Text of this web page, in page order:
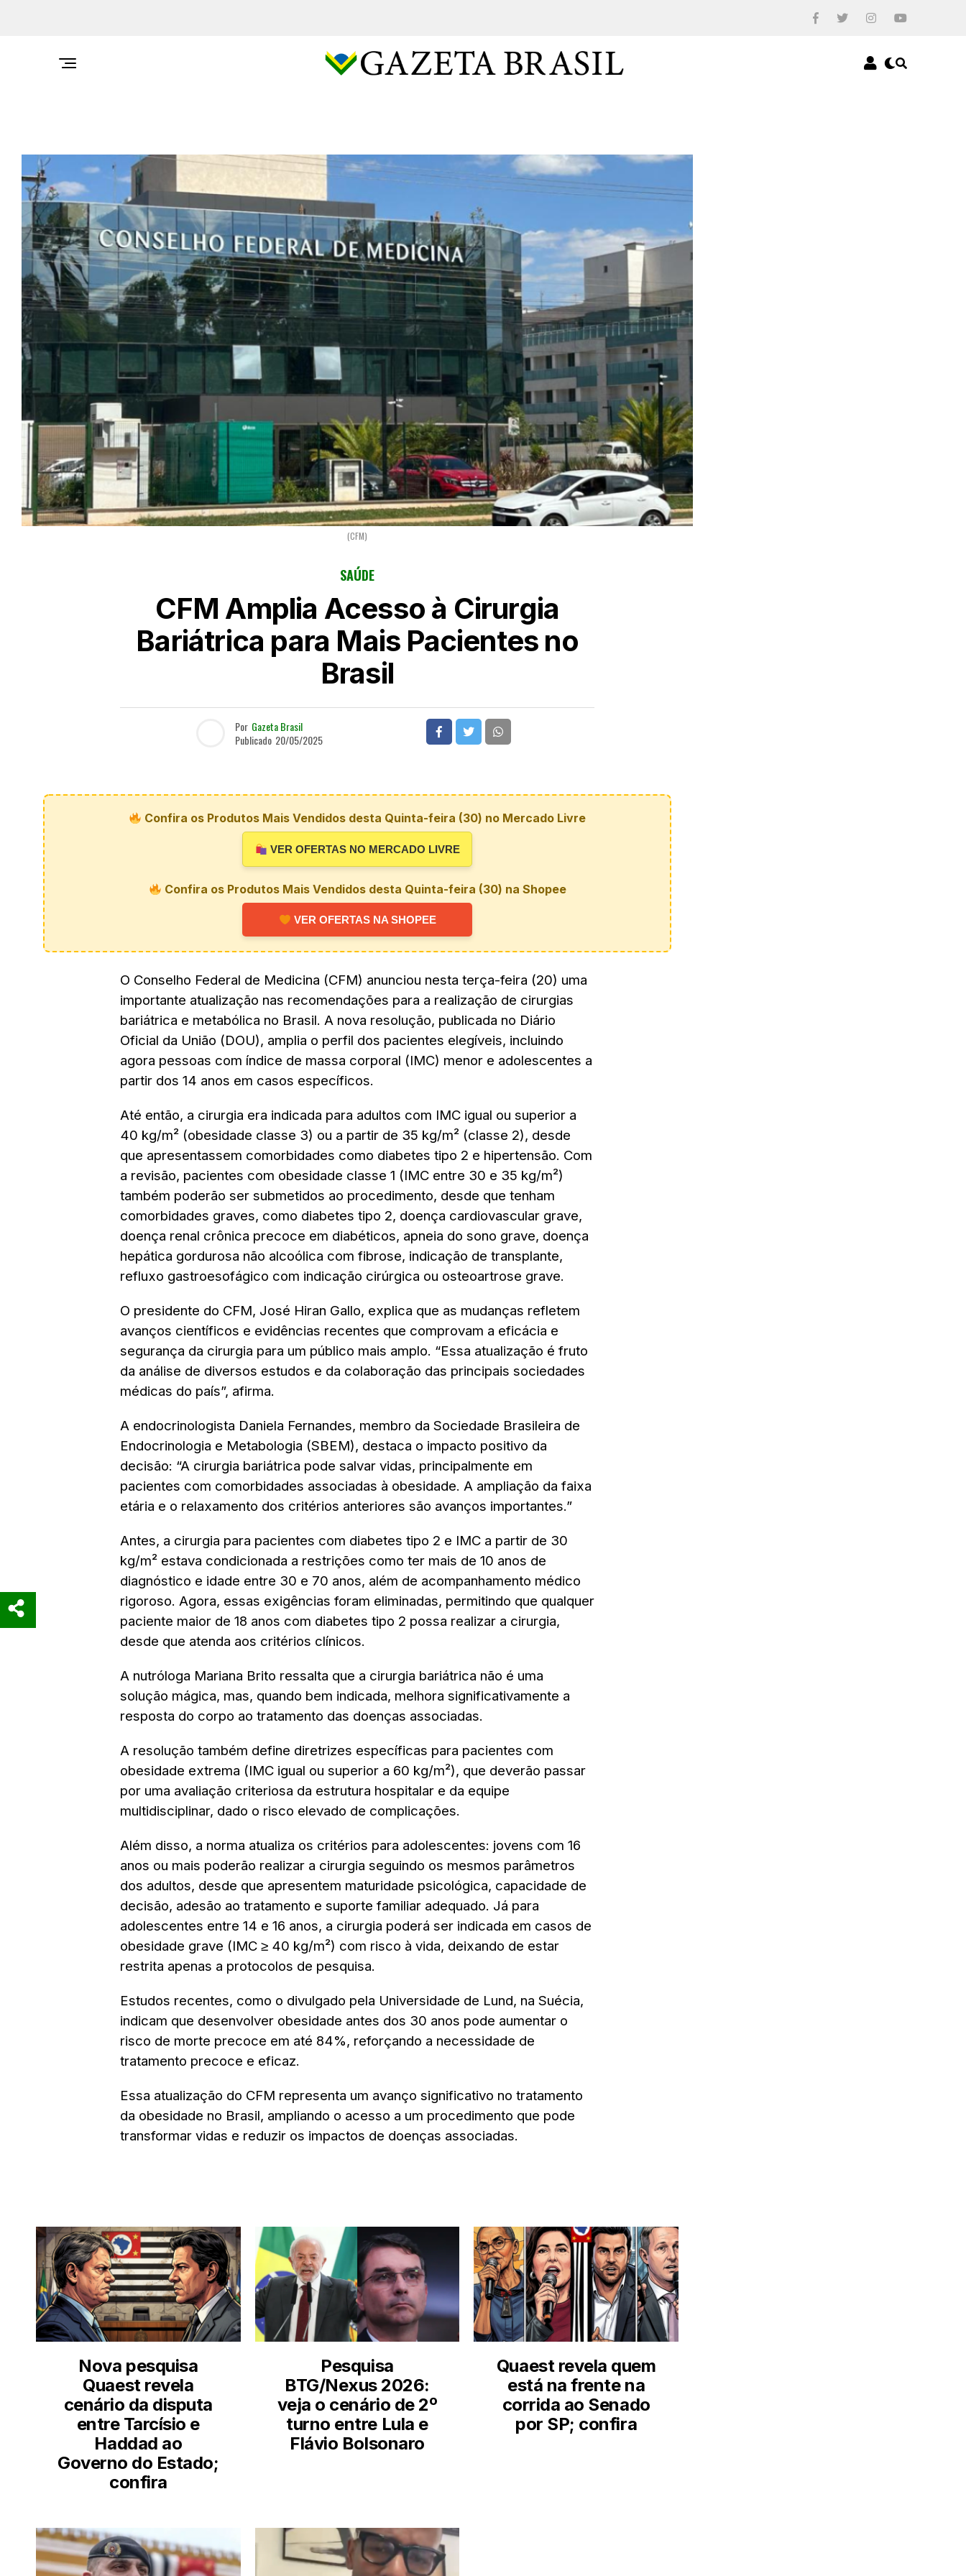
(CFM)
SAÚDE
CFM Amplia Acesso à Cirurgia
Bariátrica para Mais Pacientes no
Brasil
Por Gazeta Brasil
Publicado 20/05/2025
Confira os Produtos Mais Vendidos desta Quinta-feira (30) no Mercado Livre
VER OFERTAS NO MERCADO LIVRE
Confira os Produtos Mais Vendidos desta Quinta-feira (30) na Shopee
VER OFERTAS NA SHOPEE
O Conselho Federal de Medicina (CFM) anunciou nesta terça-feira (20) uma
importante atualização nas recomendações para a realização de cirurgias
bariátrica e metabólica no Brasil. A nova resolução, publicada no Diário
Oficial da União (DOU), amplia o perfil dos pacientes elegíveis, incluindo
agora pessoas com índice de massa corporal (IMC) menor e adolescentes a
partir dos 14 anos em casos específicos.
Até então, a cirurgia era indicada para adultos com IMC igual ou superior a
40 kg/m² (obesidade classe 3) ou a partir de 35 kg/m² (classe 2), desde
que apresentassem comorbidades como diabetes tipo 2 e hipertensão. Com
a revisão, pacientes com obesidade classe 1 (IMC entre 30 e 35 kg/m²)
também poderão ser submetidos ao procedimento, desde que tenham
comorbidades graves, como diabetes tipo 2, doença cardiovascular grave,
doença renal crônica precoce em diabéticos, apneia do sono grave, doença
hepática gordurosa não alcoólica com fibrose, indicação de transplante,
refluxo gastroesofágico com indicação cirúrgica ou osteoartrose grave.
O presidente do CFM, José Hiran Gallo, explica que as mudanças refletem
avanços científicos e evidências recentes que comprovam a eficácia e
segurança da cirurgia para um público mais amplo. “Essa atualização é fruto
da análise de diversos estudos e da colaboração das principais sociedades
médicas do país”, afirma.
A endocrinologista Daniela Fernandes, membro da Sociedade Brasileira de
Endocrinologia e Metabologia (SBEM), destaca o impacto positivo da
decisão: “A cirurgia bariátrica pode salvar vidas, principalmente em
pacientes com comorbidades associadas à obesidade. A ampliação da faixa
etária e o relaxamento dos critérios anteriores são avanços importantes.”
Antes, a cirurgia para pacientes com diabetes tipo 2 e IMC a partir de 30
kg/m² estava condicionada a restrições como ter mais de 10 anos de
diagnóstico e idade entre 30 e 70 anos, além de acompanhamento médico
rigoroso. Agora, essas exigências foram eliminadas, permitindo que qualquer
paciente maior de 18 anos com diabetes tipo 2 possa realizar a cirurgia,
desde que atenda aos critérios clínicos.
A nutróloga Mariana Brito ressalta que a cirurgia bariátrica não é uma
solução mágica, mas, quando bem indicada, melhora significativamente a
resposta do corpo ao tratamento das doenças associadas.
A resolução também define diretrizes específicas para pacientes com
obesidade extrema (IMC igual ou superior a 60 kg/m²), que deverão passar
por uma avaliação criteriosa da estrutura hospitalar e da equipe
multidisciplinar, dado o risco elevado de complicações.
Além disso, a norma atualiza os critérios para adolescentes: jovens com 16
anos ou mais poderão realizar a cirurgia seguindo os mesmos parâmetros
dos adultos, desde que apresentem maturidade psicológica, capacidade de
decisão, adesão ao tratamento e suporte familiar adequado. Já para
adolescentes entre 14 e 16 anos, a cirurgia poderá ser indicada em casos de
obesidade grave (IMC ≥ 40 kg/m²) com risco à vida, deixando de estar
restrita apenas a protocolos de pesquisa.
Estudos recentes, como o divulgado pela Universidade de Lund, na Suécia,
indicam que desenvolver obesidade antes dos 30 anos pode aumentar o
risco de morte precoce em até 84%, reforçando a necessidade de
tratamento precoce e eficaz.
Essa atualização do CFM representa um avanço significativo no tratamento
da obesidade no Brasil, ampliando o acesso a um procedimento que pode
transformar vidas e reduzir os impactos de doenças associadas.
Nova pesquisa
Quaest revela
cenário da disputa
entre Tarcísio e
Haddad ao
Governo do Estado;
confira
Pesquisa
BTG/Nexus 2026:
veja o cenário de 2º
turno entre Lula e
Flávio Bolsonaro
Quaest revela quem
está na frente na
corrida ao Senado
por SP; confira